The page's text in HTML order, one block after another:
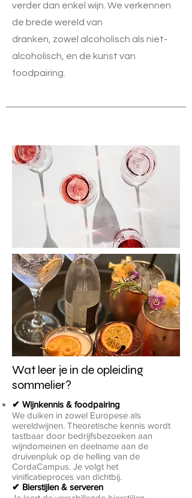
verder dan enkel wijn. We verkennen
de brede wereld van
dranken, zowel alcoholisch als niet-
alcoholisch, en de kunst van
foodpairing.
Wat leer je in de opleiding
sommelier?
✔ Wijnkennis & foodpairing
We duiken in zowel Europese als
wereldwijnen. Theoretische kennis wordt
tastbaar door bedrijfsbezoeken aan
wijndomeinen en deelname aan de
druivenpluk op de helling van de
CordaCampus. Je volgt het
vinificatieproces van dichtbij.
✔ Bierstijlen & serveren